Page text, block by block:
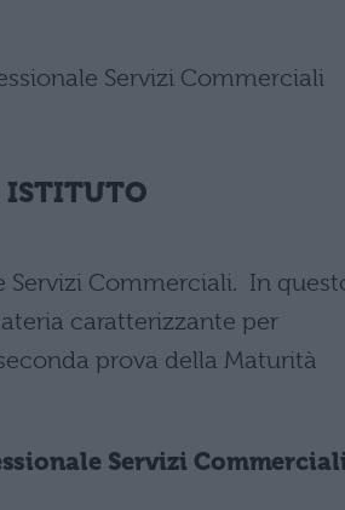
ISTITUTO
Servizi Commerciali. In
caratterizzante per
prova della Maturità
Servizi